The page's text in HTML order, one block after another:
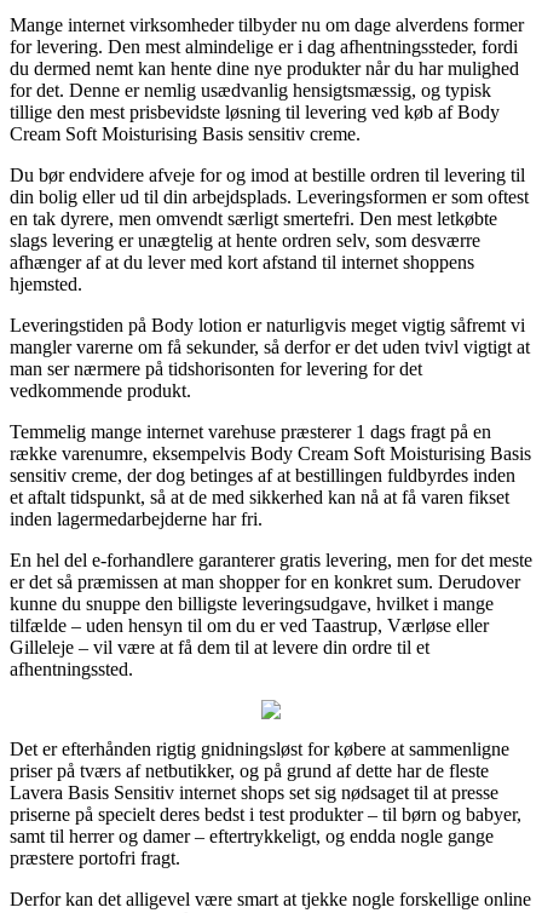
Mange internet virksomheder tilbyder nu om dage alverdens former
for levering. Den mest almindelige er i dag afhentningssteder, fordi
du dermed nemt kan hente dine nye produkter når du har mulighed
for det. Denne er nemlig usædvanlig hensigtsmæssig, og typisk
tillige den mest prisbevidste løsning til levering ved køb af Body
Cream Soft Moisturising Basis sensitiv creme.
Du bør endvidere afveje for og imod at bestille ordren til levering til
din bolig eller ud til din arbejdsplads. Leveringsformen er som oftest
en tak dyrere, men omvendt særligt smertefri. Den mest letkøbte
slags levering er unægtelig at hente ordren selv, som desværre
afhænger af at du lever med kort afstand til internet shoppens
hjemsted.
Leveringstiden på Body lotion er naturligvis meget vigtig såfremt vi
mangler varerne om få sekunder, så derfor er det uden tvivl vigtigt at
man ser nærmere på tidshorisonten for levering for det
vedkommende produkt.
Temmelig mange internet varehuse præsterer 1 dags fragt på en
række varenumre, eksempelvis Body Cream Soft Moisturising Basis
sensitiv creme, der dog betinges af at bestillingen fuldbyrdes inden
et aftalt tidspunkt, så at de med sikkerhed kan nå at få varen fikset
inden lagermedarbejderne har fri.
En hel del e-forhandlere garanterer gratis levering, men for det meste
er det så præmissen at man shopper for en konkret sum. Derudover
kunne du snuppe den billigste leveringsudgave, hvilket i mange
tilfælde – uden hensyn til om du er ved Taastrup, Værløse eller
Gilleleje – vil være at få dem til at levere din ordre til et
afhentningssted.
Det er efterhånden rigtig gnidningsløst for købere at sammenligne
priser på tværs af netbutikker, og på grund af dette har de fleste
Lavera Basis Sensitiv internet shops set sig nødsaget til at presse
priserne på specielt deres bedst i test produkter – til børn og babyer,
samt til herrer og damer – eftertrykkeligt, og endda nogle gange
præstere portofri fragt.
Derfor kan det alligevel være smart at tjekke nogle forskellige online